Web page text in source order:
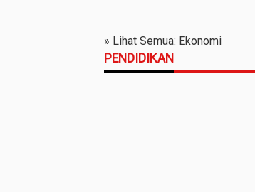
» Lihat Semua: Ekonomi
PENDIDIKAN